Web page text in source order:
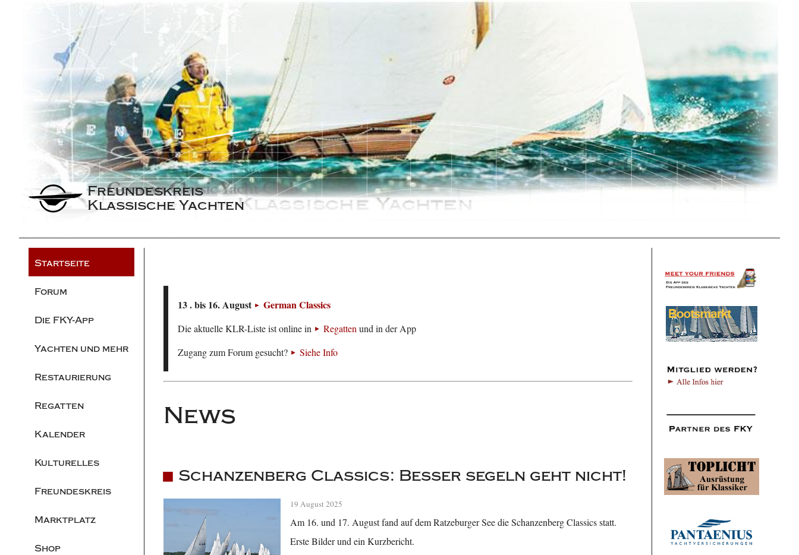
Freundeskreis
Klassische Yachten
Startseite
Forum
Die FKY-App
Yachten und mehr
Restaurierung
Regatten
Kalender
Kulturelles
Freundeskreis
Marktplatz
Shop
13 . bis 16. August German Classics
Die aktuelle KLR-Liste ist online in Regattenund in der App
Zugang zum Forum gesucht?
Siehe Info
News
Schanzenberg Classics: Besser segeln geht nicht!
19 August 2025
Am 16. und 17. August fand auf dem Ratzeburger See die Schanzenberg Classics statt.
Erste Bilder und ein Kurzbericht.